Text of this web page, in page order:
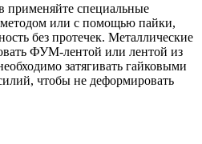
применяйте специальные
или с помощью пайки,
без протечек. Металлические
ФУМ-лентой или лентой из
затягивать гайковыми
чтобы не деформировать